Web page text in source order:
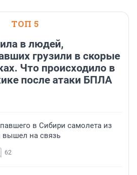
ТОП 5
в людей,
грузили в скорые
Что происходило в
после атаки БПЛА
в Сибири самолета из
вышел на связь
62